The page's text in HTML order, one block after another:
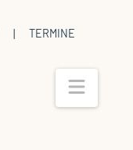
| TERMINE